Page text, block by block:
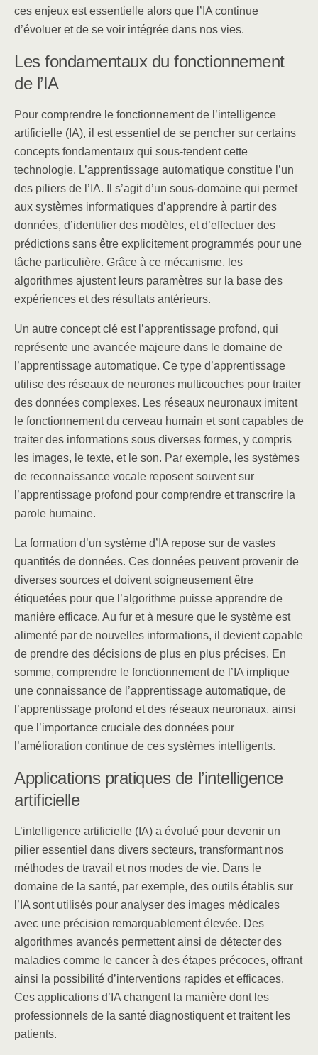
ces enjeux est essentielle alors que l’IA continue
d’évoluer et de se voir intégrée dans nos vies.
Les fondamentaux du fonctionnement
de l’IA
Pour comprendre le fonctionnement de l’intelligence
artificielle (IA), il est essentiel de se pencher sur certains
concepts fondamentaux qui sous-tendent cette
technologie. L’apprentissage automatique constitue l’un
des piliers de l’IA. Il s’agit d’un sous-domaine qui permet
aux systèmes informatiques d’apprendre à partir des
données, d’identifier des modèles, et d’effectuer des
prédictions sans être explicitement programmés pour une
tâche particulière. Grâce à ce mécanisme, les
algorithmes ajustent leurs paramètres sur la base des
expériences et des résultats antérieurs.
Un autre concept clé est l’apprentissage profond, qui
représente une avancée majeure dans le domaine de
l’apprentissage automatique. Ce type d’apprentissage
utilise des réseaux de neurones multicouches pour traiter
des données complexes. Les réseaux neuronaux imitent
le fonctionnement du cerveau humain et sont capables de
traiter des informations sous diverses formes, y compris
les images, le texte, et le son. Par exemple, les systèmes
de reconnaissance vocale reposent souvent sur
l’apprentissage profond pour comprendre et transcrire la
parole humaine.
La formation d’un système d’IA repose sur de vastes
quantités de données. Ces données peuvent provenir de
diverses sources et doivent soigneusement être
étiquetées pour que l’algorithme puisse apprendre de
manière efficace. Au fur et à mesure que le système est
alimenté par de nouvelles informations, il devient capable
de prendre des décisions de plus en plus précises. En
somme, comprendre le fonctionnement de l’IA implique
une connaissance de l’apprentissage automatique, de
l’apprentissage profond et des réseaux neuronaux, ainsi
que l’importance cruciale des données pour
l’amélioration continue de ces systèmes intelligents.
Applications pratiques de l’intelligence
artificielle
L’intelligence artificielle (IA) a évolué pour devenir un
pilier essentiel dans divers secteurs, transformant nos
méthodes de travail et nos modes de vie. Dans le
domaine de la santé, par exemple, des outils établis sur
l’IA sont utilisés pour analyser des images médicales
avec une précision remarquablement élevée. Des
algorithmes avancés permettent ainsi de détecter des
maladies comme le cancer à des étapes précoces, offrant
ainsi la possibilité d’interventions rapides et efficaces.
Ces applications d’IA changent la manière dont les
professionnels de la santé diagnostiquent et traitent les
patients.